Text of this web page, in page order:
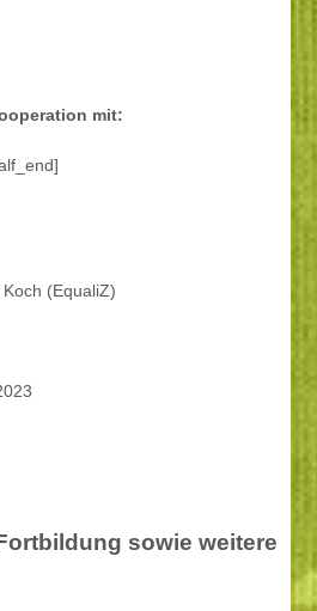
mit:
(EqualiZ)
sowie weitere